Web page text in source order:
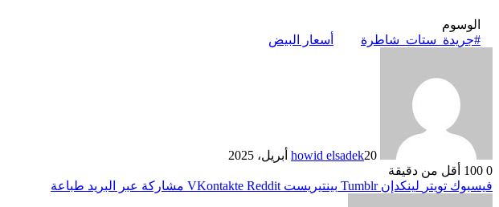
الوسوم
#جريدة_ستات_شاطرة
أسعار البيض
howid elsadek20 أبريل، 2025
0
أقل من دقيقة
فيسبوك تويتر لينكدإن بينتيريست مشاركة عبر البريد طباعة